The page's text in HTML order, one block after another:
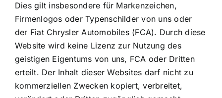
Dies gilt insbesondere für Markenzeichen,
Firmenlogos oder Typenschilder von uns oder
der Fiat Chrysler Automobiles (FCA). Durch diese
Website wird keine Lizenz zur Nutzung des
geistigen Eigentums von uns, FCA oder Dritten
erteilt. Der Inhalt dieser Websites darf nicht zu
kommerziellen Zwecken kopiert, verbreitet,